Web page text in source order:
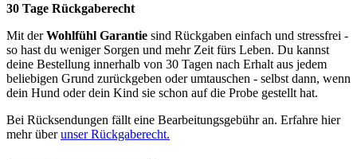
30 Tage Rückgaberecht
Mit derWohlfühl Garantie sind Rückgaben einfach und stressfrei -
so hast du weniger Sorgen und mehr Zeit fürs Leben. Du kannst
deine Bestellung innerhalb von 30 Tagen nach Erhalt aus jedem
beliebigen Grund zurückgeben oder umtauschen - selbst dann, wenn
dein Hund oder dein Kind sie schon auf die Probe gestellt hat.
Bei Rücksendungen fällt eine Bearbeitungsgebühr an. Erfahre hier
mehr überunser Rückgaberecht.